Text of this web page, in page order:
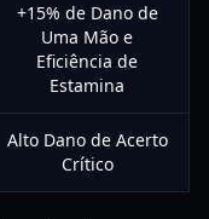
+15% de Dano de
Uma Mão e
Eficiência de
Estamina
Alto Dano de Acerto
Crítico